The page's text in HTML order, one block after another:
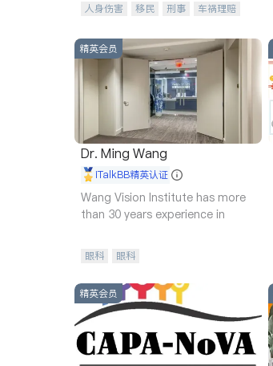
人身伤害 移民 刑事
车祸理赔
商标注册
索赔 律师-其它 保释
精英会员
Dr. Ming Wang
iTalkBB精英认证
Wang Vision Institute has more
than 30 years experience in
眼科 眼科
精英会员